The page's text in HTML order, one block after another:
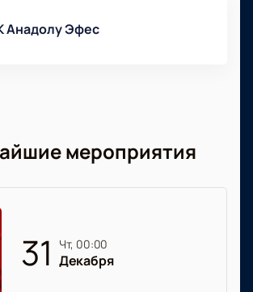
Анадолу Эфес
мероприятия
31 чт, 00:00
Декабря